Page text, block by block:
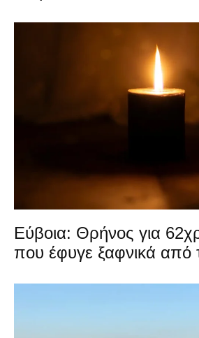
Εύβοια: Θρήνος για
που έφυγε ξαφνικά από